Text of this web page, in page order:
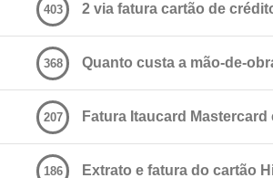
2 via fatura cartão de
403
Quanto custa a mão-de-
368
Fatura Itaucard Mastercard
207
Extrato e fatura do cartão
186